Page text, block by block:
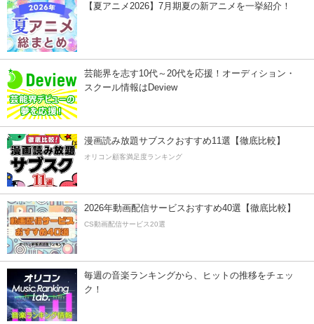
【夏アニメ2026】7月期夏の新アニメを一挙紹介！
芸能界を志す10代～20代を応援！オーディション・
スクール情報はDeview
漫画読み放題サブスクおすすめ11選【徹底比較】
オリコン顧客満足度ランキング
2026年動画配信サービスおすすめ40選【徹底比較】
CS動画配信サービス20選
毎週の音楽ランキングから、ヒットの推移をチェッ
ク！